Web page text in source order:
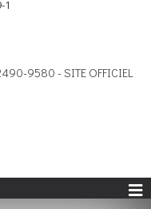
1
9580 - SITE OFFICIEL